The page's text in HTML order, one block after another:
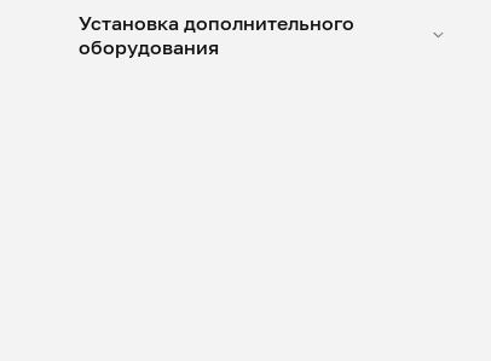
Установка дополнительного
оборудования